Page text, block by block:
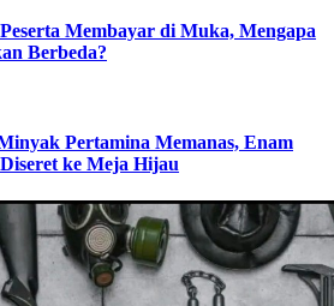
Membayar di Muka, Mengapa
Berbeda?
Pertamina Memanas, Enam
ke Meja Hijau